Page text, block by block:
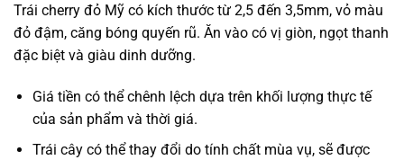
Trái cherry đỏ Mỹ có kích thước từ 2,5 đến 3,5mm, vỏ màu
đỏ đậm, căng bóng quyến rũ. Ăn vào có vị giòn, ngọt thanh
đặc biệt và giàu dinh dưỡng.
Giá tiền có thể chênh lệch dựa trên khối lượng thực tế
của sản phẩm và thời giá.
Trái cây có thể thay đổi do tính chất mùa vụ, sẽ được